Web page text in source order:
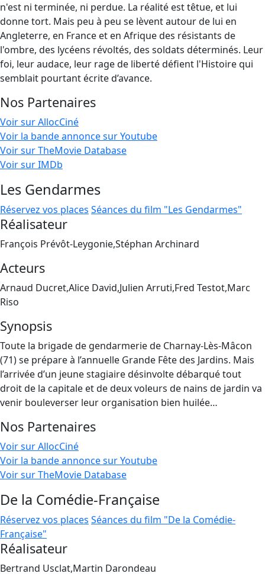
n'est ni terminée, ni perdue. La réalité est têtue, et lui
donne tort. Mais peu à peu se lèvent autour de lui en
Angleterre, en France et en Afrique des résistants de
l'ombre, des lycéens révoltés, des soldats déterminés. Leur
foi, leur audace, leur rage de liberté défient l'Histoire qui
semblait pourtant écrite d’avance.
Nos Partenaires
Voir sur AllocCiné
Voir la bande annonce sur Youtube
Voir sur TheMovie Database
Voir sur IMDb
Les Gendarmes
Réservez vos places Séances du film "Les Gendarmes"
Réalisateur
François Prévôt-Leygonie,Stéphan Archinard
Acteurs
Arnaud Ducret,Alice David,Julien Arruti,Fred Testot,Marc
Riso
Synopsis
Toute la brigade de gendarmerie de Charnay-Lès-Mâcon
(71) se prépare à l’annuelle Grande Fête des Jardins. Mais
l’arrivée d’un jeune stagiaire désinvolte débarqué tout
droit de la capitale et de deux voleurs de nains de jardin va
venir bouleverser leur organisation bien huilée…
Nos Partenaires
Voir sur AllocCiné
Voir la bande annonce sur Youtube
Voir sur TheMovie Database
De la Comédie-Française
Réservez vos places Séances du film "De la Comédie-
Française"
Réalisateur
Bertrand Usclat,Martin Darondeau